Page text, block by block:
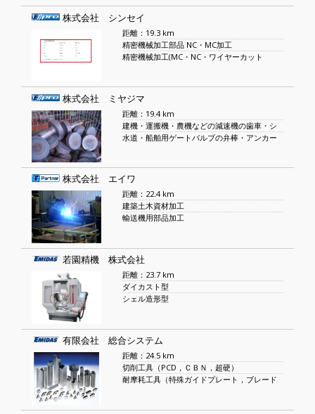
株式会社 シンセイ
距離：19.3 km
精密機械加工部品 NC・MC加工
精密機械加工(MC・NC・ワイヤーカット
株式会社 ミヤジマ
距離：19.4 km
建機・運搬機・農機などの減速機の歯車・シ
水道・船舶用ゲートバルブの弁棒・アンカー
株式会社 エイワ
距離：22.4 km
建築土木資材加工
輸送機用部品加工
若園精機 株式会社
距離：23.7 km
ダイカスト型
シェル造形型
有限会社 総合システム
距離：24.5 km
切削工具（PCD，ＣＢＮ，超硬）
耐摩耗工具（特殊ガイドプレート，ブレード